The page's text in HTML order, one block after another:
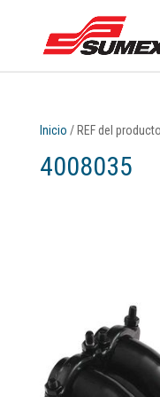
Inicio / REF del
4008035